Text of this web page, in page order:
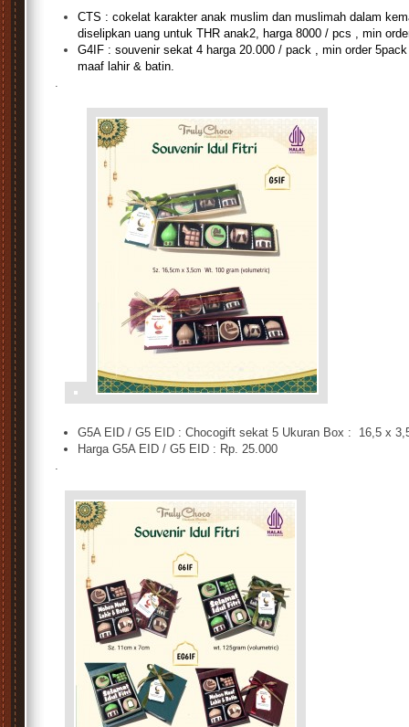
CTS : cokelat karakter anak muslim dan muslimah dalam
diselipkan uang untuk THR anak2, harga 8000 / pcs , min
G4IF : souvenir sekat 4 harga 20.000 / pack , min order
maaf lahir & batin.
.
G5A EID / G5 EID : Chocogift sekat 5 Ukuran Box : 16,5 x
Harga G5A EID / G5 EID : Rp. 25.000
.